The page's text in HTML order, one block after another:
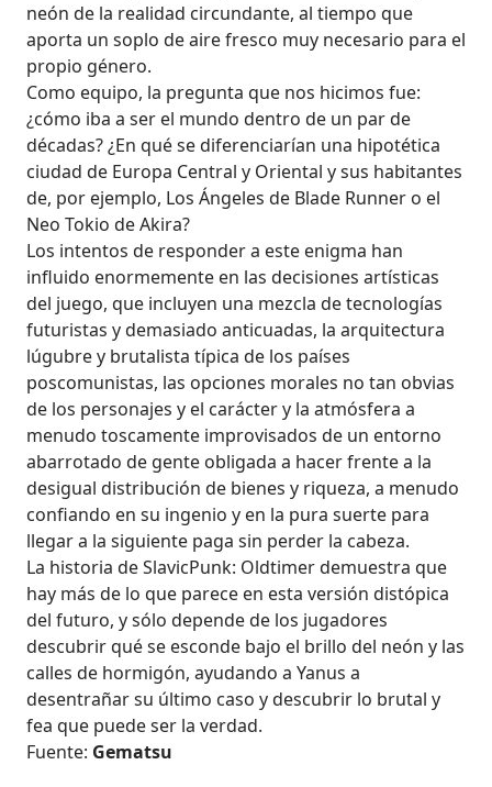
neón de la realidad circundante, al tiempo que
aporta un soplo de aire fresco muy necesario para el
propio género.
Como equipo, la pregunta que nos hicimos fue:
¿cómo iba a ser el mundo dentro de un par de
décadas? ¿En qué se diferenciarían una hipotética
ciudad de Europa Central y Oriental y sus habitantes
de, por ejemplo, Los Ángeles de Blade Runner o el
Neo Tokio de Akira?
Los intentos de responder a este enigma han
influido enormemente en las decisiones artísticas
del juego, que incluyen una mezcla de tecnologías
futuristas y demasiado anticuadas, la arquitectura
lúgubre y brutalista típica de los países
poscomunistas, las opciones morales no tan obvias
de los personajes y el carácter y la atmósfera a
menudo toscamente improvisados de un entorno
abarrotado de gente obligada a hacer frente a la
desigual distribución de bienes y riqueza, a menudo
confiando en su ingenio y en la pura suerte para
llegar a la siguiente paga sin perder la cabeza.
La historia de SlavicPunk: Oldtimer demuestra que
hay más de lo que parece en esta versión distópica
del futuro, y sólo depende de los jugadores
descubrir qué se esconde bajo el brillo del neón y las
calles de hormigón, ayudando a Yanus a
desentrañar su último caso y descubrir lo brutal y
fea que puede ser la verdad.
Fuente: Gematsu